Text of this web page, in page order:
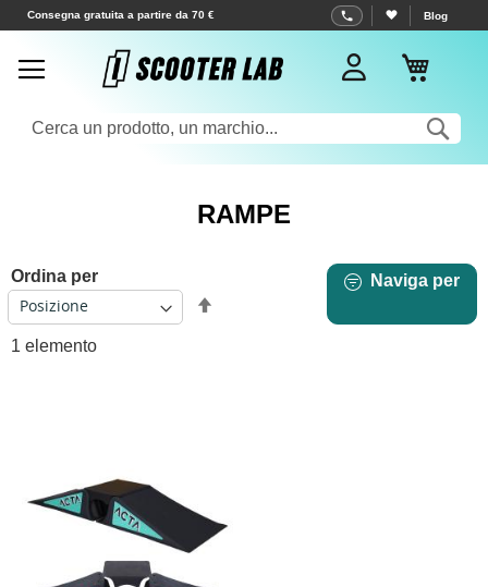
Salta
contenuto
Consegna gratuita a partire da 70 € Blog
RAMPE
1 elemento
Ordina per
Naviga per